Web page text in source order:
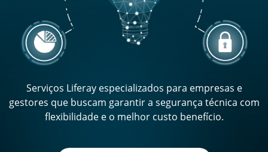
Serviços Liferay especializados para empresas e
gestores que buscam garantir a segurança técnica com
flexibilidade e o melhor custo benefício.